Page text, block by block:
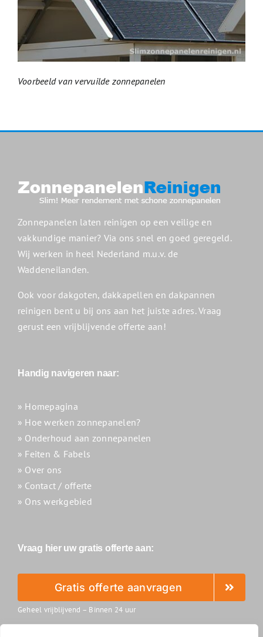
Voorbeeld van vervuilde zonnepanelen
Zonnepanelen laten reinigen op een veilige en
vakkundige manier? Via ons snel en goed geregeld.
Wij werken in heel Nederland m.u.v. de
Waddeneilanden.
Ook voor dakgoten, dakkapellen en dakpannen
reinigen bent u bij ons aan het juiste adres. Vraag
gerust een vrijblijvende offerte aan!
Handig navigeren naar:
» Homepagina
» Hoe werken zonnepanelen?
» Onderhoud aan zonnepanelen
» Feiten & Fabels
» Over ons
» Contact / offerte
» Ons werkgebied
Vraag hier uw gratis offerte aan:
Gratis offerte aanvragen
Geheel vrijblijvend – Binnen 24 uur